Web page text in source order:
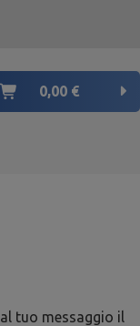
0,00 €
tuo messaggio il